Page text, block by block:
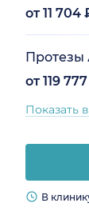
от 11 704
Протезы
от 119
Показать
В